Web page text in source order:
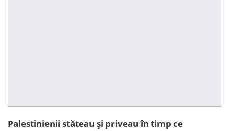
Palestinienii stăteau și priveau în timp ce